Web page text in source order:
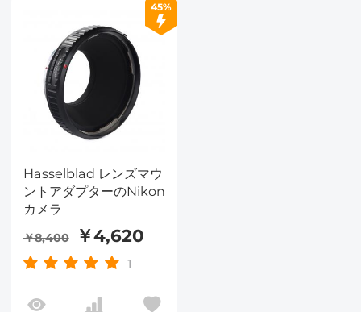
45%
Hasselblad レンズマウ
ントアダプターのNikon
カメラ
￥8,400 ￥4,620
1